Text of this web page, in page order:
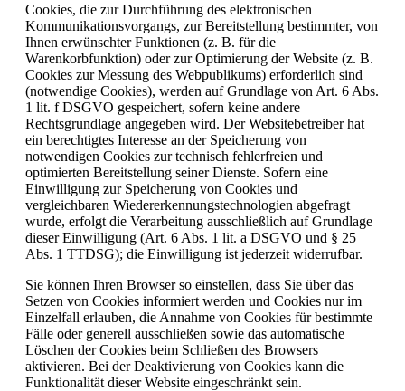
Cookies, die zur Durchführung des elektronischen
Kommunikationsvorgangs, zur Bereitstellung bestimmter, von
Ihnen erwünschter Funktionen (z. B. für die
Warenkorbfunktion) oder zur Optimierung der Website (z. B.
Cookies zur Messung des Webpublikums) erforderlich sind
(notwendige Cookies), werden auf Grundlage von Art. 6 Abs.
1 lit. f DSGVO gespeichert, sofern keine andere
Rechtsgrundlage angegeben wird. Der Websitebetreiber hat
ein berechtigtes Interesse an der Speicherung von
notwendigen Cookies zur technisch fehlerfreien und
optimierten Bereitstellung seiner Dienste. Sofern eine
Einwilligung zur Speicherung von Cookies und
vergleichbaren Wiedererkennungstechnologien abgefragt
wurde, erfolgt die Verarbeitung ausschließlich auf Grundlage
dieser Einwilligung (Art. 6 Abs. 1 lit. a DSGVO und § 25
Abs. 1 TTDSG); die Einwilligung ist jederzeit widerrufbar.
Sie können Ihren Browser so einstellen, dass Sie über das
Setzen von Cookies informiert werden und Cookies nur im
Einzelfall erlauben, die Annahme von Cookies für bestimmte
Fälle oder generell ausschließen sowie das automatische
Löschen der Cookies beim Schließen des Browsers
aktivieren. Bei der Deaktivierung von Cookies kann die
Funktionalität dieser Website eingeschränkt sein.